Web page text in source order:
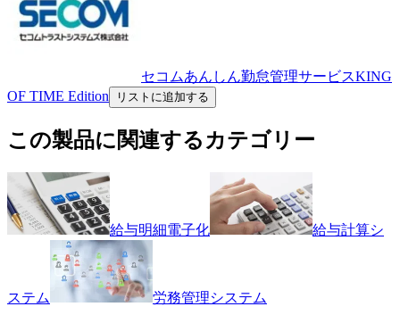
セコムあんしん勤怠管理サービスKING
OF TIME Edition
リストに追加する
この製品に関連するカテゴリー
給与明細電子化 給与計算シ
ステム 労務管理システム